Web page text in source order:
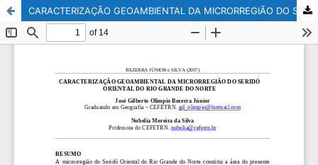
CARACTERIZAÇÃO GEOAMBIENTAL DA MICRORREGIÃO DO SERIDÓ ORIENTAL DO RIO GRANDE DO NORTE